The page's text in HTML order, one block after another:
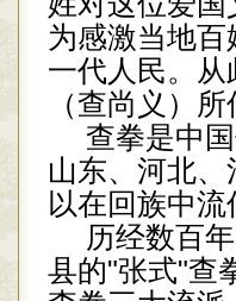
为感激当地
一代人民。
（查尚义）
查拳是中
山东、河北
以在回族中流
历经数百
县的"张式"查